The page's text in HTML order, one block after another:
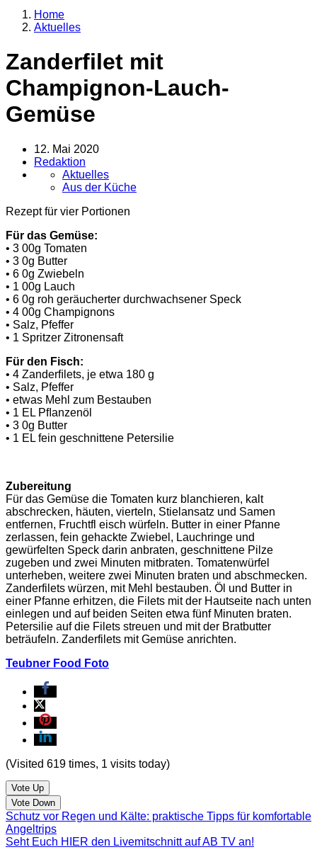
Home
Aktuelles
Zanderfilet mit
Champignon-Lauch-
Gemüse
12. Mai 2020
Redaktion
Aktuelles
Aus der Küche
Rezept für vier Portionen
Für das Gemüse:
• 3 00g Tomaten
• 3 0g Butter
• 6 0g Zwiebeln
• 1 00g Lauch
• 6 0g roh geräucherter durchwachsener Speck
• 4 00g Champignons
• Salz, Pfeffer
• 1 Spritzer Zitronensaft
Für den Fisch:
• 4 Zanderﬁlets, je etwa 180 g
• Salz, Pfeffer
• etwas Mehl zum Bestauben
• 1 EL Pﬂanzenöl
• 3 0g Butter
• 1 EL fein geschnittene Petersilie
Zubereitung
Für das Gemüse die Tomaten kurz blanchieren, kalt
abschrecken, häuten, vierteln, Stielansatz und Samen
entfernen, Fruchtfl eisch würfeln. Butter in einer Pfanne
zerlassen, fein gehackte Zwiebel, Lauchringe und
gewürfelten Speck darin anbraten, geschnittene Pilze
zugeben und zwei Minuten mitbraten. Tomatenwürfel
unterheben, weitere zwei Minuten braten und abschmecken.
Zanderfilets würzen, mit Mehl bestauben. Öl und Butter in
einer Pfanne erhitzen, die Filets mit der Hautseite nach unten
einlegen und auf beiden Seiten etwa fünf Minuten braten.
Petersilie auf die Filets streuen und mit der Bratbutter
beträufeln. Zanderfilets mit Gemüse anrichten.
Teubner Food Foto
(Visited 619 times, 1 visits today)
Vote Up
Vote Down
Schutz vor Regen und Kälte: praktische Tipps für komfortable
Angeltrips
Seht Euch HIER den Livemitschnitt auf AB TV an!